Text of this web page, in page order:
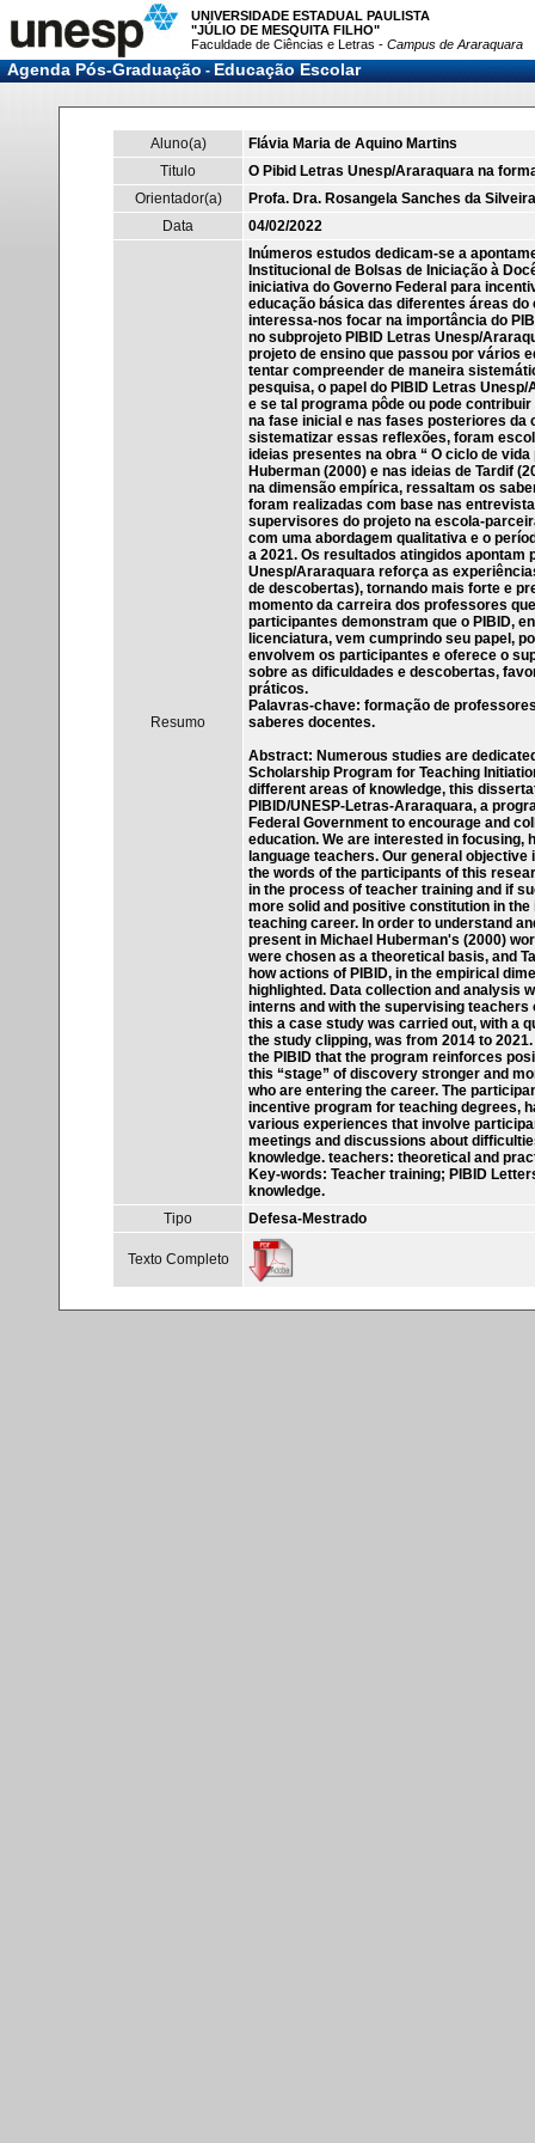
UNIVERSIDADE ESTADUAL PAULISTA
"JÚLIO DE MESQUITA FILHO"
Faculdade de Ciências e Letras - Campus de Araraquara
Agenda Pós-Graduação-Educação Escolar
Aluno(a)
Flávia Maria de Aquino Martins
Titulo
O Pibid Letras Unesp/Araraquara na
Orientador(a)
Profa. Dra. Rosangela Sanches da
Data
04/02/2022
Resumo
Inúmeros estudos dedicam-se a
Institucional de Bolsas de Iniciação à
iniciativa do Governo Federal para
educação básica das diferentes áreas
interessa-nos focar na importância do
no subprojeto PIBID Letras Unesp/
projeto de ensino que passou por vários
tentar compreender de maneira
pesquisa, o papel do PIBID Letras
e se tal programa pôde ou pode
na fase inicial e nas fases posteriores
sistematizar essas reflexões, foram
ideias presentes na obra “ O ciclo de
Huberman (2000) e nas ideias de Tardif
na dimensão empírica, ressaltam os
foram realizadas com base nas
supervisores do projeto na escola-
com uma abordagem qualitativa e o
a 2021. Os resultados atingidos apontam
Unesp/Araraquara reforça as
de descobertas), tornando mais forte e
momento da carreira dos professores
participantes demonstram que o PIBID,
licenciatura, vem cumprindo seu papel,
envolvem os participantes e oferece o
sobre as dificuldades e descobertas,
práticos.
Palavras-chave: formação de
saberes docentes.
Abstract: Numerous studies are
Scholarship Program for Teaching
different areas of knowledge, this
PIBID/UNESP-Letras-Araraquara, a
Federal Government to encourage and
education. We are interested in focusing,
language teachers. Our general
the words of the participants of this
in the process of teacher training and if
more solid and positive constitution in
teaching career. In order to understand
present in Michael Huberman's (2000)
were chosen as a theoretical basis, and
how actions of PIBID, in the empirical
highlighted. Data collection and analysis
interns and with the supervising
this a case study was carried out, with a
the study clipping, was from 2014 to
the PIBID that the program reinforces
this “stage” of discovery stronger and
who are entering the career. The
incentive program for teaching degrees,
various experiences that involve
meetings and discussions about
knowledge. teachers: theoretical and
Key-words: Teacher training; PIBID
knowledge.
Tipo
Defesa-Mestrado
Texto Completo